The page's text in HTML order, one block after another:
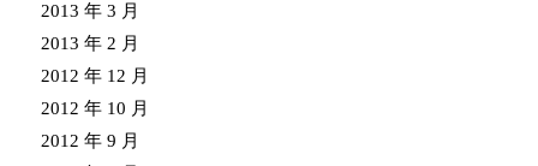
2013 年 3 月
2013 年 2 月
2012 年 12 月
2012 年 10 月
2012 年 9 月